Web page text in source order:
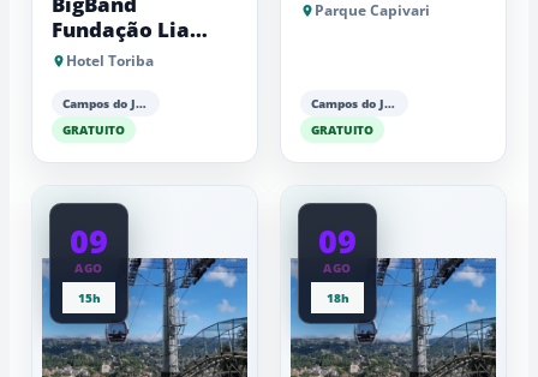
Fundação Lia
Maria Aguiar
Hotel Toriba
Campos do Jordão
GRATUITO
Parque Capivari
Campos do Jordão
GRATUITO
09
AGO
15h
09
AGO
18h